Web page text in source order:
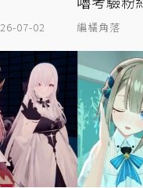
07-02 編橘角落